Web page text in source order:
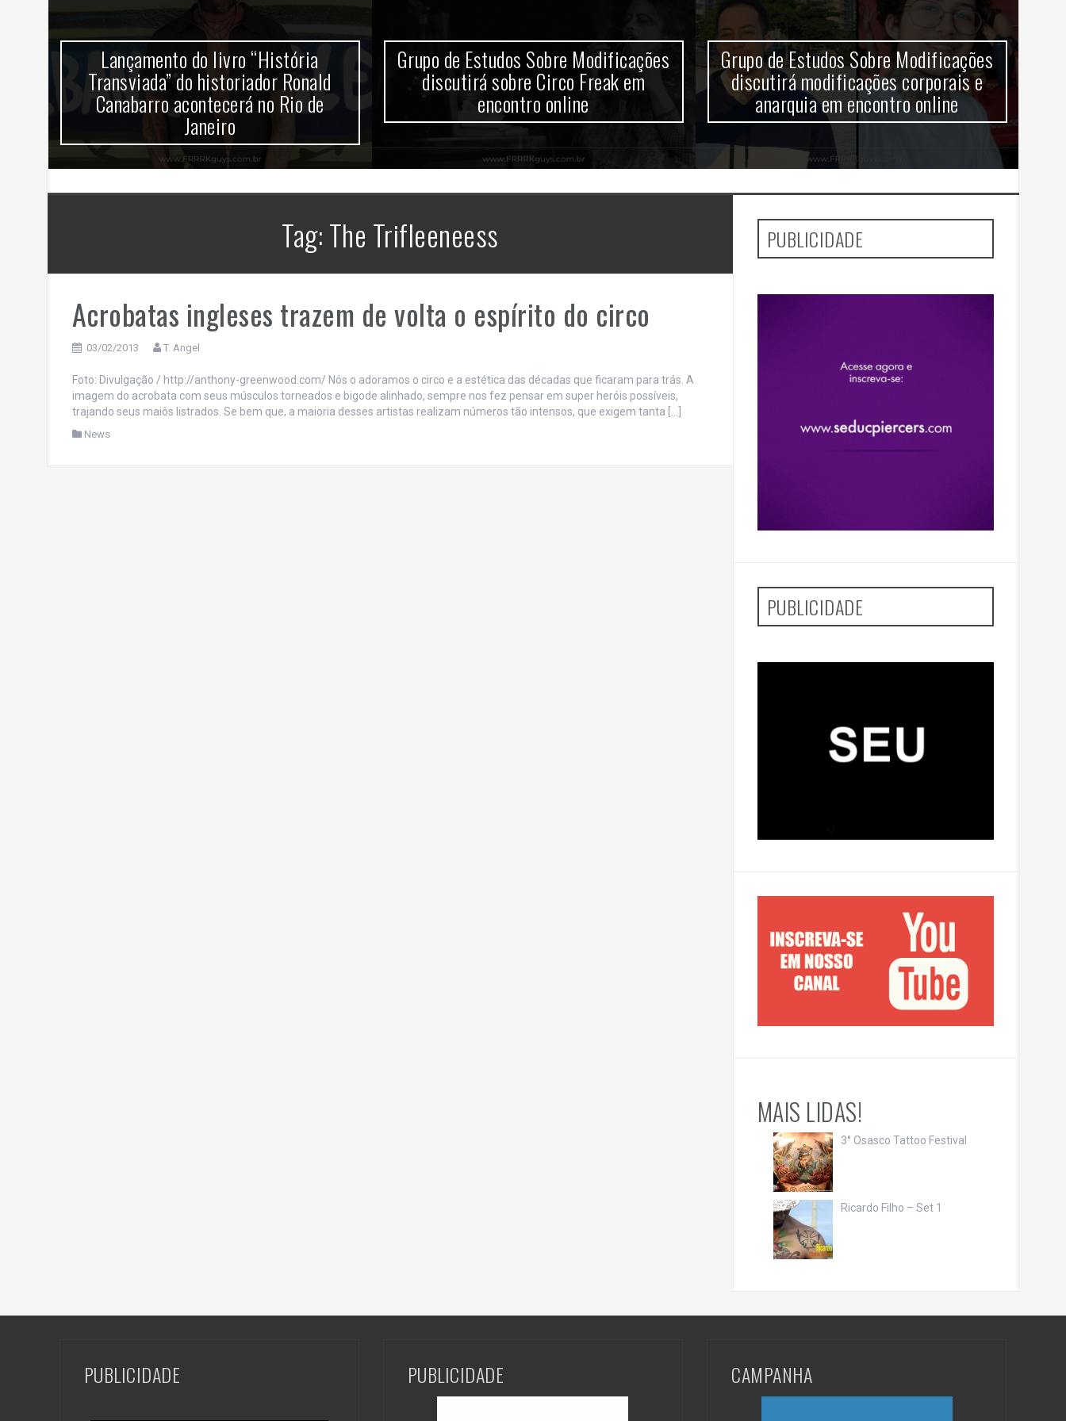
Lançamento do livro “História
Transviada” do historiador Ronald
Canabarro acontecerá no Rio de
Janeiro
Grupo de Estudos Sobre Modificações
discutirá sobre Circo Freak em
encontro online
Grupo de Estudos Sobre Modificações
discutirá modificações corporais e
anarquia em encontro online
Tag:The Trifleeneess
Acrobatas ingleses trazem de volta o espírito do circo
03/02/2013 T. Angel
Foto: Divulgação / http://anthony-greenwood.com/ Nós o adoramos o circo e a estética das décadas que ficaram para trás. A
imagem do acrobata com seus músculos torneados e bigode alinhado, sempre nos fez pensar em super heróis possíveis,
trajando seus maiôs listrados. Se bem que, a maioria desses artistas realizam números tão intensos, que exigem tanta […]
News
PUBLICIDADE
PUBLICIDADE
MAIS LIDAS!
3° Osasco Tattoo Festival
Ricardo Filho – Set 1
PUBLICIDADE PUBLICIDADE CAMPANHA